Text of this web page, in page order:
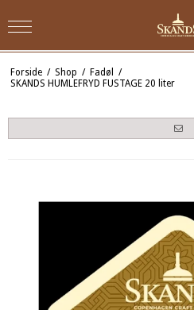
Forside / Shop / Fadøl
/
SKANDS HUMLEFRYD FUSTAGE 20 liter